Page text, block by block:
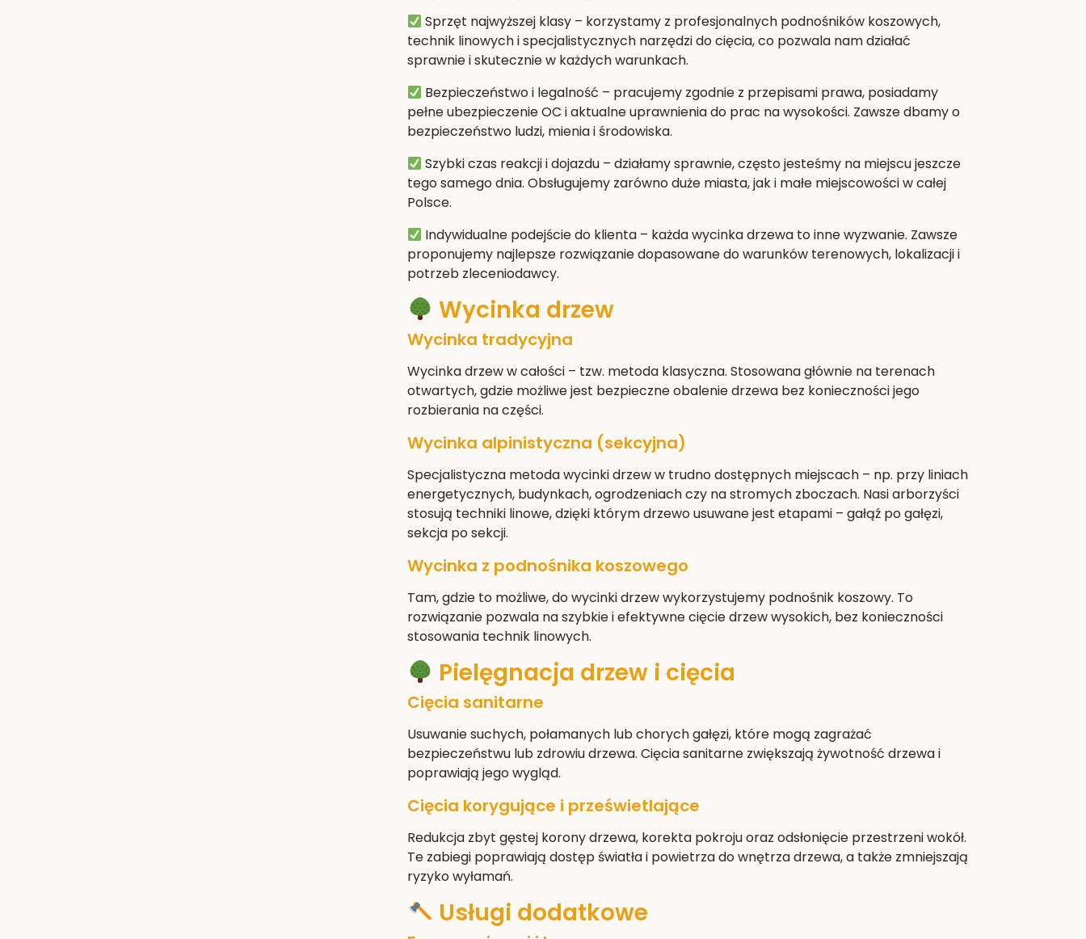
Sprzęt najwyższej klasy – korzystamy z profesjonalnych podnośników koszowych,
technik linowych i specjalistycznych narzędzi do cięcia, co pozwala nam działać
sprawnie i skutecznie w każdych warunkach.
Bezpieczeństwo i legalność – pracujemy zgodnie z przepisami prawa, posiadamy
pełne ubezpieczenie OC i aktualne uprawnienia do prac na wysokości. Zawsze dbamy o
bezpieczeństwo ludzi, mienia i środowiska.
Szybki czas reakcji i dojazdu – działamy sprawnie, często jesteśmy na miejscu jeszcze
tego samego dnia. Obsługujemy zarówno duże miasta, jak i małe miejscowości w całej
Polsce.
Indywidualne podejście do klienta – każda wycinka drzewa to inne wyzwanie. Zawsze
proponujemy najlepsze rozwiązanie dopasowane do warunków terenowych, lokalizacji i
potrzeb zleceniodawcy.
Wycinka drzew
Wycinka tradycyjna
Wycinka drzew w całości – tzw. metoda klasyczna. Stosowana głównie na terenach
otwartych, gdzie możliwe jest bezpieczne obalenie drzewa bez konieczności jego
rozbierania na części.
Wycinka alpinistyczna (sekcyjna)
Specjalistyczna metoda wycinki drzew w trudno dostępnych miejscach – np. przy liniach
energetycznych, budynkach, ogrodzeniach czy na stromych zboczach. Nasi arborzyści
stosują techniki linowe, dzięki którym drzewo usuwane jest etapami – gałąź po gałęzi,
sekcja po sekcji.
Wycinka z podnośnika koszowego
Tam, gdzie to możliwe, do wycinki drzew wykorzystujemy podnośnik koszowy. To
rozwiązanie pozwala na szybkie i efektywne cięcie drzew wysokich, bez konieczności
stosowania technik linowych.
Pielęgnacja drzew i cięcia
Cięcia sanitarne
Usuwanie suchych, połamanych lub chorych gałęzi, które mogą zagrażać
bezpieczeństwu lub zdrowiu drzewa. Cięcia sanitarne zwiększają żywotność drzewa i
poprawiają jego wygląd.
Cięcia korygujące i prześwietlające
Redukcja zbyt gęstej korony drzewa, korekta pokroju oraz odsłonięcie przestrzeni wokół.
Te zabiegi poprawiają dostęp światła i powietrza do wnętrza drzewa, a także zmniejszają
ryzyko wyłamań.
Usługi dodatkowe